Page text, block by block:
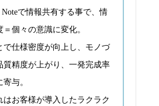
Noteで情報共有する事で、情
＝個々の意識に変化。
で仕様密度が向上し、モノづ
質精度が上がり、一発完成率
与。
はお客様が導入したラクラク